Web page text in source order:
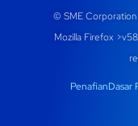
© SME Corporation
Mozilla Firefox
PenafianDasar